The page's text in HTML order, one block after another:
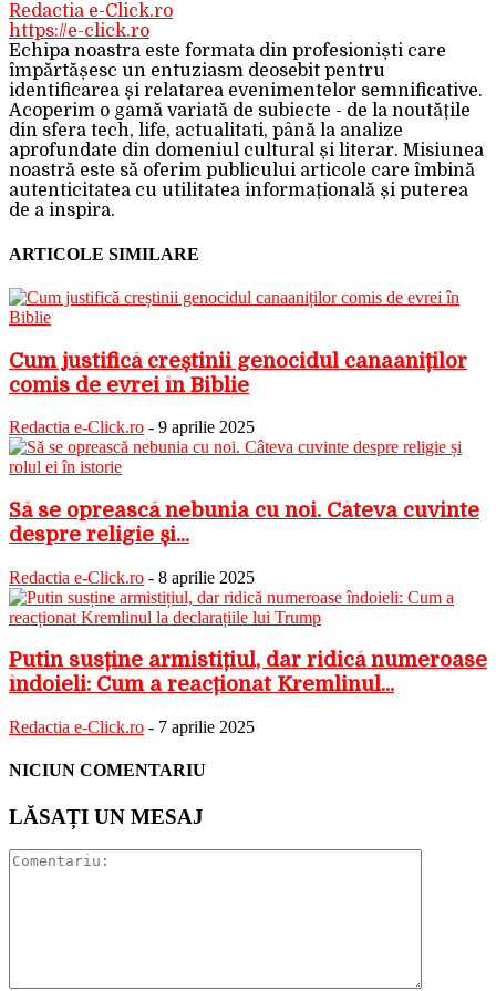
Redactia e-Click.ro
https://e-click.ro
Echipa noastra este formata din profesioniști care
împărtășesc un entuziasm deosebit pentru
identificarea și relatarea evenimentelor semnificative.
Acoperim o gamă variată de subiecte - de la noutățile
din sfera tech, life, actualitati, până la analize
aprofundate din domeniul cultural și literar. Misiunea
noastră este să oferim publicului articole care îmbină
autenticitatea cu utilitatea informațională și puterea
de a inspira.
ARTICOLE SIMILARE
Cum justifică creștinii genocidul canaaniților
comis de evrei în Biblie
Redactia e-Click.ro - 9 aprilie 2025
Să se oprească nebunia cu noi. Câteva cuvinte
despre religie și...
Redactia e-Click.ro - 8 aprilie 2025
Putin susține armistițiul, dar ridică numeroase
îndoieli: Cum a reacționat Kremlinul...
Redactia e-Click.ro - 7 aprilie 2025
NICIUN COMENTARIU
LĂSAȚI UN MESAJ